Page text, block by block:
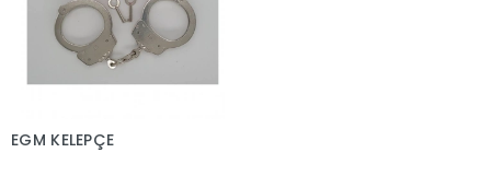
EGM KELEPÇE